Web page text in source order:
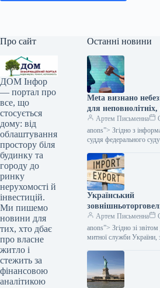
Про сайт
ДОМ Інфор
— портал про
все, що
стосується
дому: від
облаштування
простору біля
будинку та
городу до
ринку
нерухомості й
інвестицій.
Ми пишемо
новини для
тих, хто дбає
про власне
житло і
стежить за
фінансовою
аналітикою
Останні новини
Meta визнано
для
штраф у розмірі
мільйонів доларів
накладено суворі
Міністерство
Артем Письменна
anons”> Згідно з
суддя федерального
зобов’язавши компанію
мільйонів доларів…
Український
за сім місяців
мільярдів доларів:
асортимент
Мінфіну
Артем Письменна
anons”> Згідно зі
митної служби України,
обсяг зовнішньої